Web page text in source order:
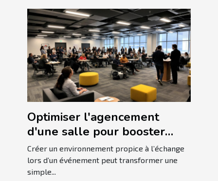
Optimiser l'agencement
d'une salle pour booster
l'interaction lors
d'événements
Créer un environnement propice à l’échange
lors d’un événement peut transformer une
simple...